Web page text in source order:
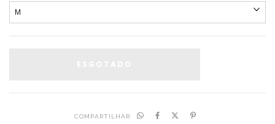
COMPARTILHAR